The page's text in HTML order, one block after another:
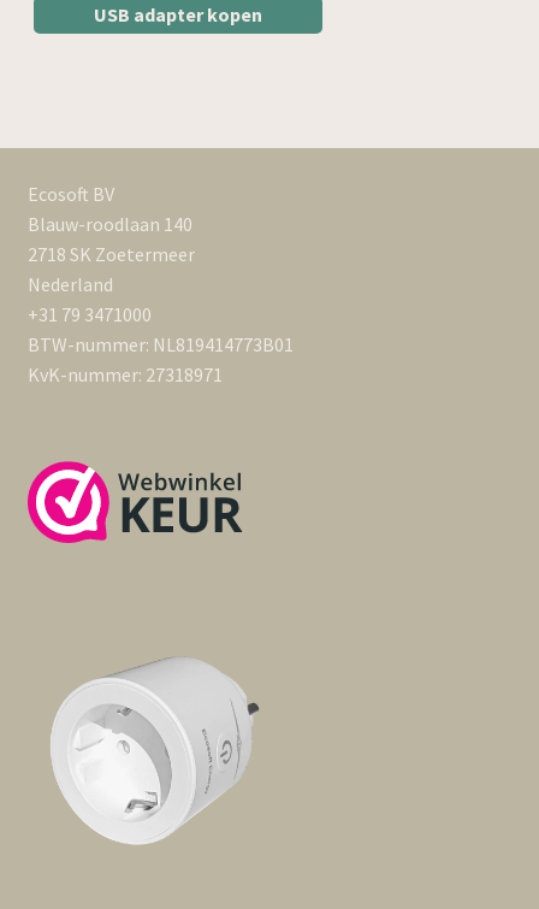
USB adapter kopen
Ecosoft BV
Blauw-roodlaan 140
2718 SK Zoetermeer
Nederland
+31 79 3471000
BTW-nummer: NL819414773B01
KvK-nummer: 27318971